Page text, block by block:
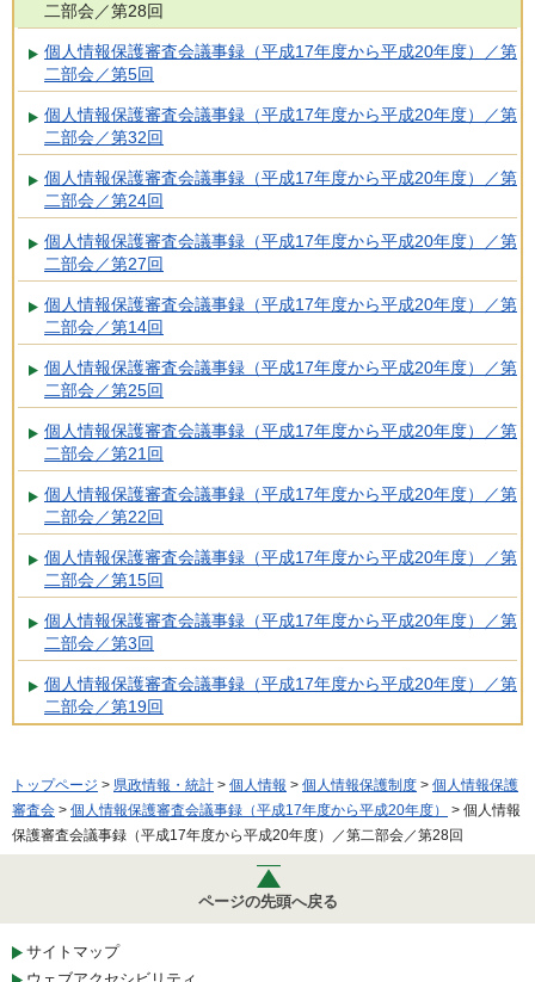
二部会／第28回
個人情報保護審査会議事録（平成17年度から平成20年度）／第
二部会／第5回
個人情報保護審査会議事録（平成17年度から平成20年度）／第
二部会／第32回
個人情報保護審査会議事録（平成17年度から平成20年度）／第
二部会／第24回
個人情報保護審査会議事録（平成17年度から平成20年度）／第
二部会／第27回
個人情報保護審査会議事録（平成17年度から平成20年度）／第
二部会／第14回
個人情報保護審査会議事録（平成17年度から平成20年度）／第
二部会／第25回
個人情報保護審査会議事録（平成17年度から平成20年度）／第
二部会／第21回
個人情報保護審査会議事録（平成17年度から平成20年度）／第
二部会／第22回
個人情報保護審査会議事録（平成17年度から平成20年度）／第
二部会／第15回
個人情報保護審査会議事録（平成17年度から平成20年度）／第
二部会／第3回
個人情報保護審査会議事録（平成17年度から平成20年度）／第
二部会／第19回
トップページ > 県政情報・統計 > 個人情報 > 個人情報保護制度 > 個人情報保護
審査会 > 個人情報保護審査会議事録（平成17年度から平成20年度）
> 個人情報
保護審査会議事録（平成17年度から平成20年度）／第二部会／第28回
ページの先頭へ戻る
サイトマップ